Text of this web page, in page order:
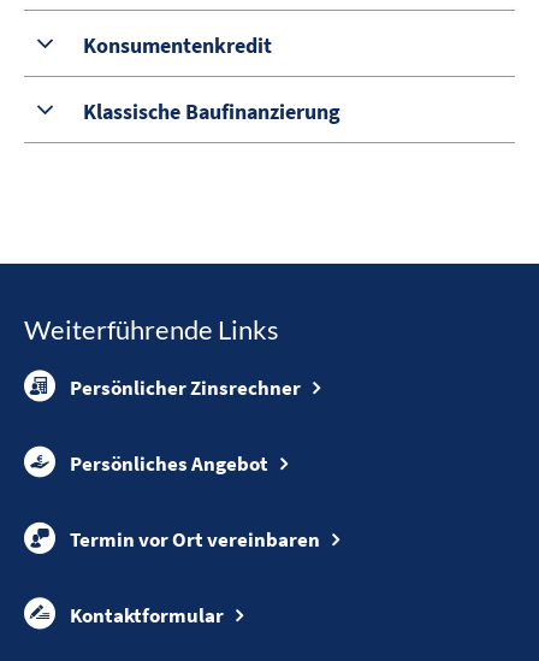
Konsumentenkredit
Klassische Baufinanzierung
Weiterführende Links
Persönlicher Zinsrechner
Persönliches Angebot
Termin vor Ort vereinbaren
Kontaktformular